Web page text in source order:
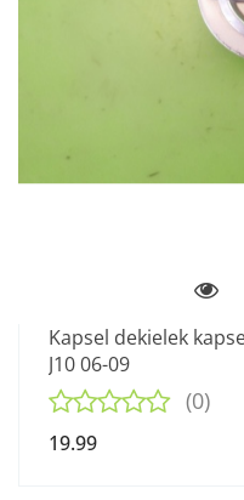
Kapsel dekielek
J10 06-09
(0)
19.99